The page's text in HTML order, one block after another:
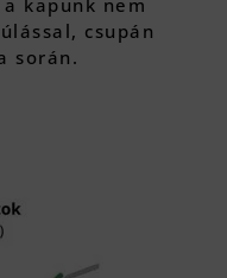
csupán
során.